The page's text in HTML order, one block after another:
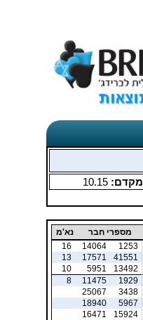
מקדם:10.15
מספרי חבר
נא'מ
1253
14064
16
41551
17571
13
13492
5951
10
1929
11475
8
3438
25067
5967
18940
15924
16471